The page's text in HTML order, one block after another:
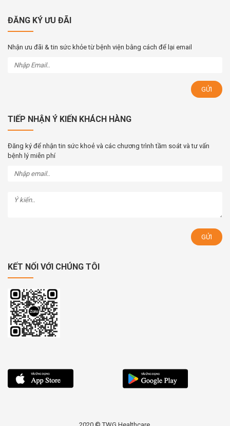
ĐĂNG KÝ ƯU ĐÃI
Nhận ưu đãi & tin sức khỏe từ bệnh viện bằng cách để lại email
TIẾP NHẬN Ý KIẾN KHÁCH HÀNG
Đăng ký để nhận tin sức khoẻ và các chương trình tầm soát và tư vấn
bệnh lý miễn phí
KẾT NỐI VỚI CHÚNG TÔI
2020 © TWG Healthcare.